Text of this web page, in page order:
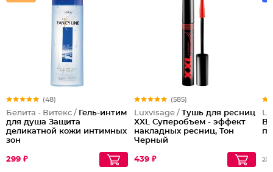
(48)
Белита - Витекс / Гель-интим
для душа Защита
деликатной кожи интимных
зон
299 ₽
(585)
Luxvisage / Тушь для ресниц
XXL Суперобъем - эффект
накладных ресниц, Тон
Черный
439 ₽ 216